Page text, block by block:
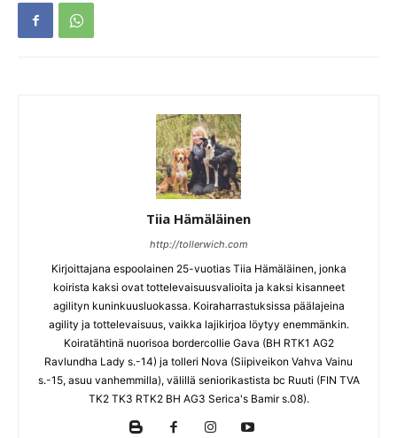
Tiia Hämäläinen
http://tollerwich.com
Kirjoittajana espoolainen 25-vuotias Tiia Hämäläinen, jonka
koirista kaksi ovat tottelevaisuusvalioita ja kaksi kisanneet
agilityn kuninkuusluokassa. Koiraharrastuksissa päälajeina
agility ja tottelevaisuus, vaikka lajikirjoa löytyy enemmänkin.
Koiratähtinä nuorisoa bordercollie Gava (BH RTK1 AG2
Ravlundha Lady s.-14) ja tolleri Nova (Siipiveikon Vahva Vainu
s.-15, asuu vanhemmilla), välillä seniorikastista bc Ruuti (FIN TVA
TK2 TK3 RTK2 BH AG3 Serica's Bamir s.08).